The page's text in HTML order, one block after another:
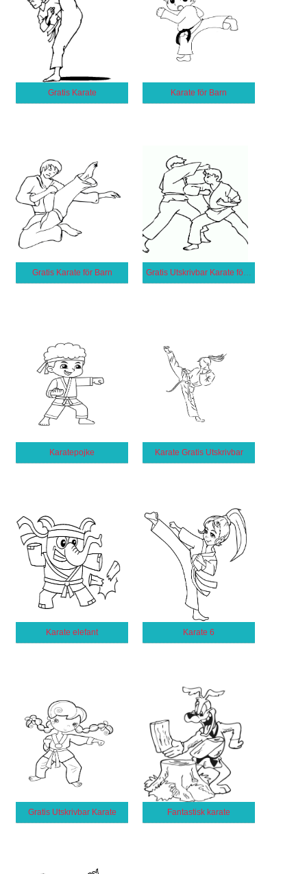
Gratis Karate Karate för Barn
Gratis Karate för Barn Gratis Utskrivbar Karate för Barn
Karatepojke Karate Gratis Utskrivbar
Karate elefant Karate 6
Gratis Utskrivbar Karate Fantastisk karate